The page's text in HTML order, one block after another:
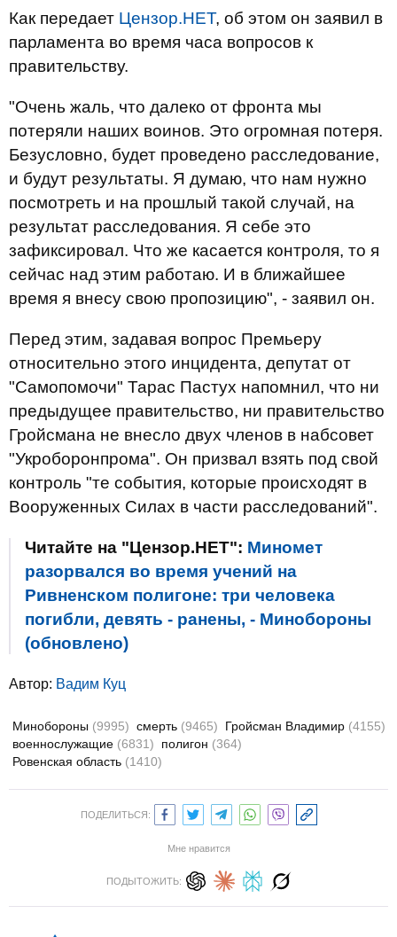
Как передает Цензор.НЕТ, об этом он заявил в
парламента во время часа вопросов к
правительству.
"Очень жаль, что далеко от фронта мы
потеряли наших воинов. Это огромная потеря.
Безусловно, будет проведено расследование,
и будут результаты. Я думаю, что нам нужно
посмотреть и на прошлый такой случай, на
результат расследования. Я себе это
зафиксировал. Что же касается контроля, то я
сейчас над этим работаю. И в ближайшее
время я внесу свою пропозицию", - заявил он.
Перед этим, задавая вопрос Премьеру
относительно этого инцидента, депутат от
"Самопомочи" Тарас Пастух напомнил, что ни
предыдущее правительство, ни правительство
Гройсмана не внесло двух членов в набсовет
"Укроборонпрома". Он призвал взять под свой
контроль "те события, которые происходят в
Вооруженных Силах в части расследований".
Читайте на "Цензор.НЕТ": Миномет
разорвался во время учений на
Ривненском полигоне: три человека
погибли, девять - ранены, - Минобороны
(обновлено)
Автор: Вадим Куц
Минобороны (9995) смерть (9465) Гройсман Владимир (4155)
военнослужащие (6831) полигон (364)
Ровенская область (1410)
ПОДЕЛИТЬСЯ:
Мне нравится
ПОДЫТОЖИТЬ: